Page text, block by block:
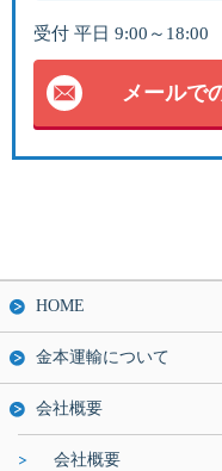
受付 平日 9:00～18:00
メールで
HOME
金本運輸について
会社概要
会社概要